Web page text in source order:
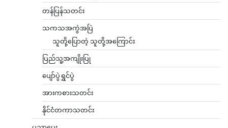
တန်ပြန်သတင်း
သကသအကွဲအပြဲ
သူတို့ပြောတဲ့ သူတို့အကြောင်း
ပြည်သူ့အကျိုးပြု
ပျော်ပွဲရွှင်ပွဲ
အားကစားသတင်း
နိုင်ငံတကာသတင်း